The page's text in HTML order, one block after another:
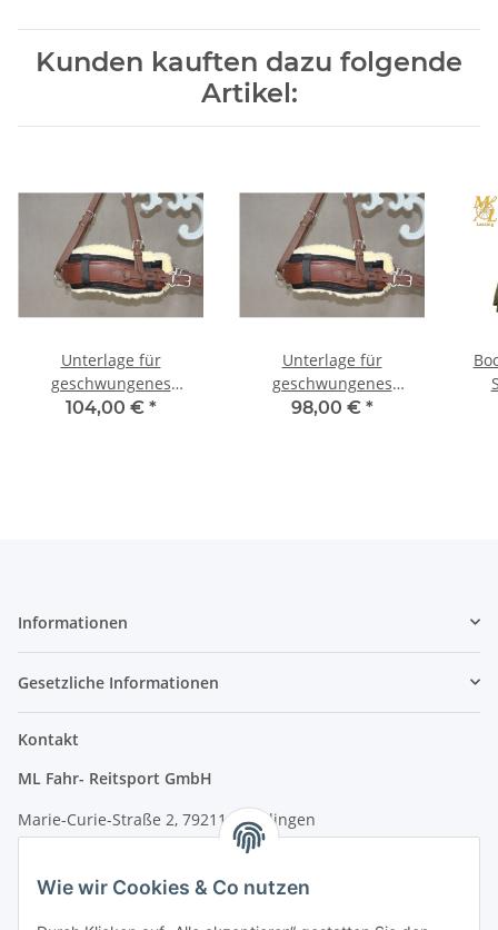
Wie wir Cookies & Co nutzen
Kunden kauften dazu folgende
Artikel:
Unterlage für
geschwungenes
Brustblatt, Lammfell
104,00 € *
Unterlage für
geschwungenes
Brustblatt, Lammfell
98,00 € *
Informationen
Gesetzliche Informationen
Kontakt
ML Fahr- Reitsport GmbH
Marie-Curie-Straße 2, 79211 Denzlingen
Tel.: 07666/9378060 (Mo-Fr 9-16 Uhr)
info@fahr-reitsport.de